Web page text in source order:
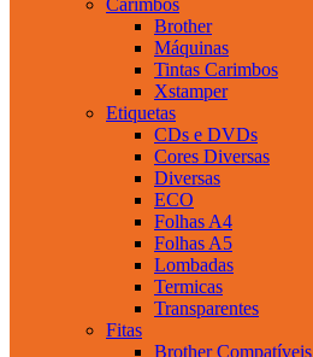
Brother
Máquinas
Tintas Carimbos
Xstamper
Etiquetas
CDs e DVDs
Cores Diversas
Diversas
ECO
Folhas A4
Folhas A5
Lombadas
Termicas
Transparentes
Fitas
Brother Compatíveis